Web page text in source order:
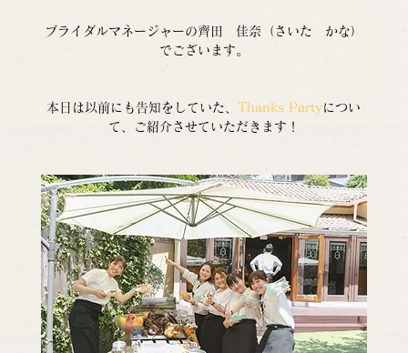
ブライダルマネージャーの齊田　佳奈（さいた　かな）
でございます。
本日は以前にも告知をしていた、Thanks Partyについ
て、ご紹介させていただきます！